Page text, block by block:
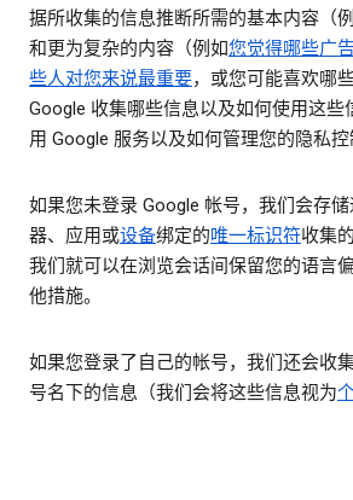
据所收集的信息推断所需的基本内容（
和更为复杂的内容（例如您觉得哪些广
些人对您来说最重要，或您可能喜欢哪
Google 收集哪些信息以及如何使用这些
用 Google 服务以及如何管理您的隐私控
如果您未登录 Google 帐号，我们会存
器、应用或设备绑定的唯一标识符收集
我们就可以在浏览会话间保留您的语言
他措施。
如果您登录了自己的帐号，我们还会收
号名下的信息（我们会将这些信息视为